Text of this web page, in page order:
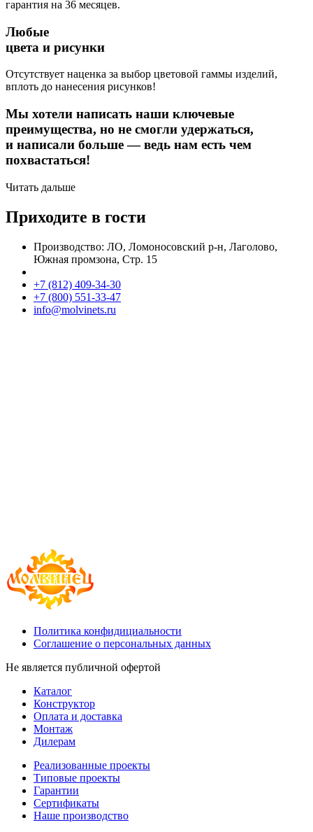
гарантия на 36 месяцев.
Любые
цвета и рисунки
Отсутствует наценка за выбор цветовой гаммы изделий,
вплоть до нанесения рисунков!
Мы хотели написать наши ключевые
преимущества, но не смогли удержаться,
и написали больше — ведь нам есть чем
похвастаться!
Читать дальше
Приходите в гости
Производство: ЛО, Ломоносовский р-н, Лаголово,
Южная промзона, Стр. 15
+7 (812) 409-34-30
+7 (800) 551-33-47
info@molvinets.ru
Политика конфидициальности
Соглашение о персональных данных
Не является публичной офертой
Каталог
Конструктор
Оплата и доставка
Монтаж
Дилерам
Реализованные проекты
Типовые проекты
Гарантии
Сертификаты
Наше производство